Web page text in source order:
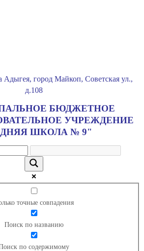
Адыгея, город Майкоп, Советская ул.,
д.108
БЮДЖЕТНОЕ
УЧРЕЖДЕНИЕ
ШКОЛА № 9"
точные совпадения
Поиск по названию
по содержимому